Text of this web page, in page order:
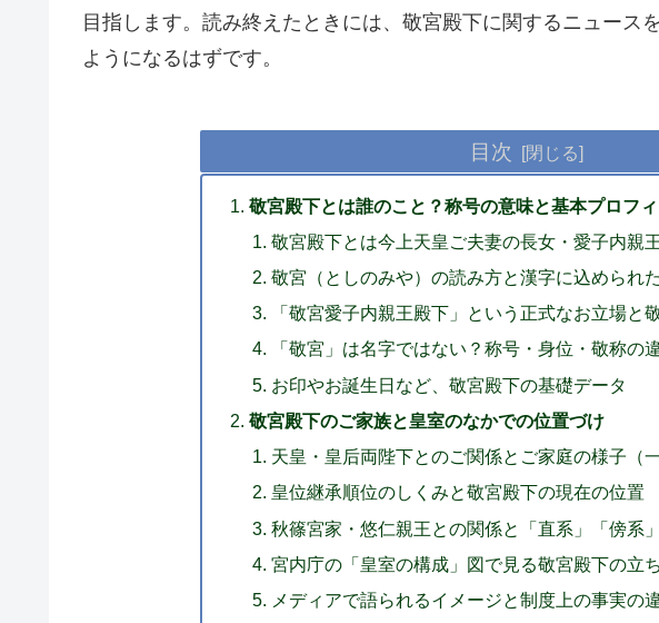
目指します。読み終えたときには、敬宮殿下に関するニュース
ようになるはずです。
目次
敬宮殿下とは誰のこと？称号の意味と基本プロフ
敬宮殿下とは今上天皇ご夫妻の長女・愛子内親
敬宮（としのみや）の読み方と漢字に込められ
「敬宮愛子内親王殿下」という正式なお立場と
「敬宮」は名字ではない？称号・身位・敬称の
お印やお誕生日など、敬宮殿下の基礎データ
敬宮殿下のご家族と皇室のなかでの位置づけ
天皇・皇后両陛下とのご関係とご家庭の様子（
皇位継承順位のしくみと敬宮殿下の現在の位置
秋篠宮家・悠仁親王との関係と「直系」「傍系
宮内庁の「皇室の構成」図で見る敬宮殿下の立
メディアで語られるイメージと制度上の事実の